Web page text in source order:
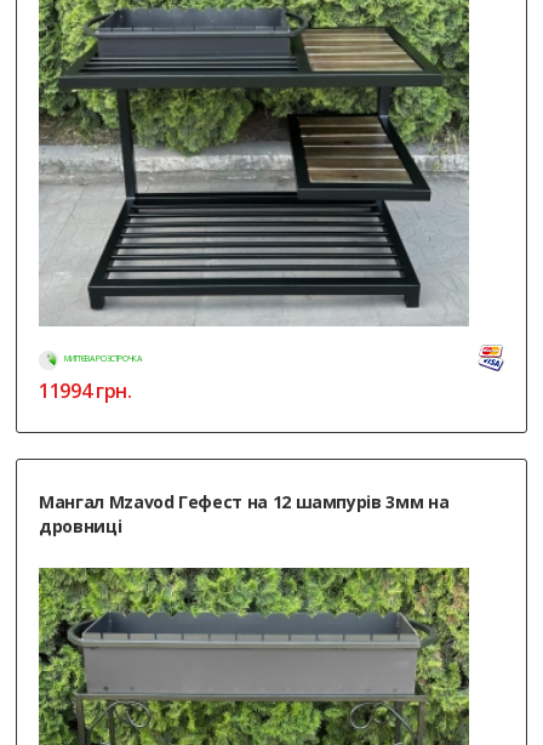
МИТТЄВА РОЗСТРОЧКА
11994грн.
Мангал Mzavod Гефест на 12 шампурів 3мм на
дровниці